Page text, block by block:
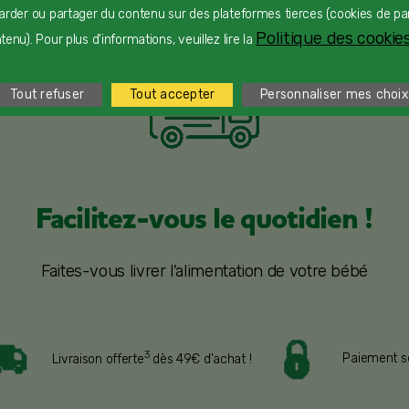
Facilitez-vous le quotidien !
Faites-vous livrer l'alimentation de votre bébé
Livraison offerte3dès 49€ d'achat ! Paiement
ou partager du contenu sur des plateformes tierces (cookies de
Pour plus d'informations, veuillez lire la Politique des
Tout refuser Tout accepter Personnaliser mes choix